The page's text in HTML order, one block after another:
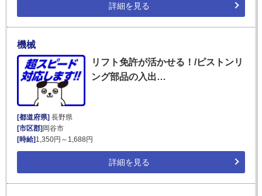
詳細を見る
機械
リフト免許が活かせる！/ピストンリ
ング部品の入出…
[都道府県]長野県
[市区郡]岡谷市
[時給]1,350円～1,688円
詳細を見る